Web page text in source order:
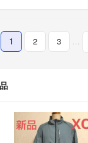
1 2 3 …